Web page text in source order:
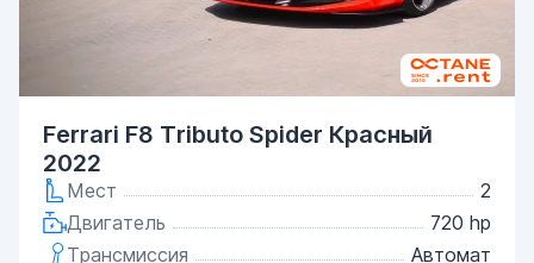
Ferrari F8 Tributo Spider Красный
2022
Мест
2
Двигатель
720 hp
Трансмиссия
Автомат